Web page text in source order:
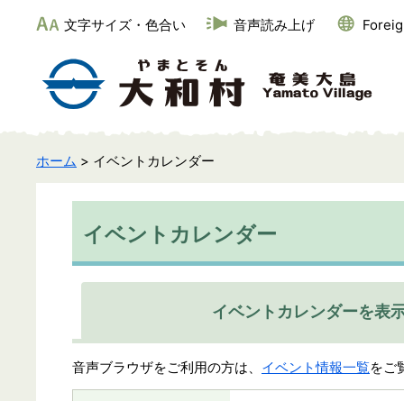
文字サイズ・色合い 音声読み上げ
ホーム > イベントカレンダー
イベントカレンダー
イベントカレンダーを表
音声ブラウザをご利用の方は、 イベント情報一覧をご